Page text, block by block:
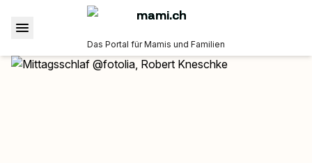
Das Portal für Mamis und Familien